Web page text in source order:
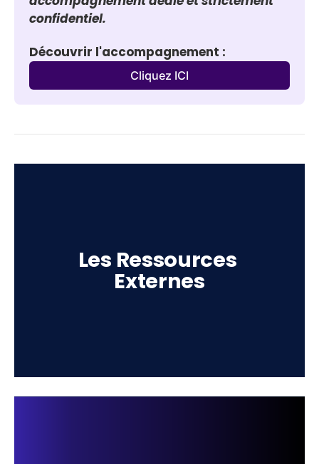
confidentiel.
Découvrir l'accompagnement :
Cliquez ICI
Les Ressources
Externes